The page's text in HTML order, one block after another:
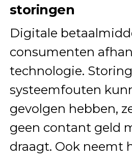
storingen
Digitale
consumenten
technologie.
systeemfouten
gevolgen hebben,
geen contant geld
draagt. Ook neemt